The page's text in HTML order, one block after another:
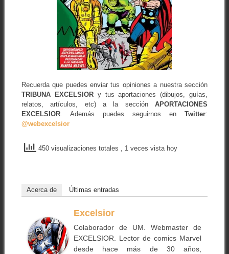
Recuerda que puedes enviar tus opiniones a nuestra sección
TRIBUNA EXCELSIORy tus aportaciones (dibujos, guías,
relatos, artículos, etc) a la secciónAPORTACIONES
EXCELSIOR. Además puedes seguirnos enTwitter:
@webexcelsior
450 visualizaciones totales , 1 veces vista hoy
Acerca de Últimas entradas
Excelsior
Colaborador de UM. Webmaster de
EXCELSIOR. Lector de comics Marvel
desde hace más de 30 años,